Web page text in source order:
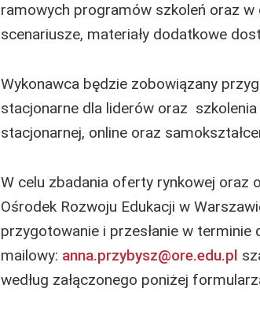
ramowych programów szkoleń oraz w
scenariusze, materiały dodatkowe
Wykonawca będzie zobowiązany
stacjonarne dla liderów oraz
stacjonarnej, online oraz
W celu zbadania oferty rynkowej oraz
Ośrodek Rozwoju Edukacji w
przygotowanie i przesłanie w terminie
mailowy: anna.przybysz@ore.edu.pl
według załączonego poniżej